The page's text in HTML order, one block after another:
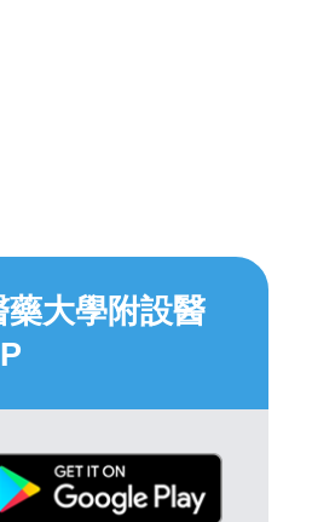
藥大學附設醫